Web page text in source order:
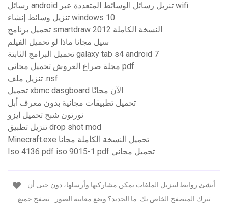
رسائل android تنزيل رسائل الوسائط المتعددة عبر wifi
تنزيل وسائط إنشاء windows 10
تحميل برنامج smartdraw 2012 النسخة الكاملة
سيل مجانا ماذا لو تحميل الفيلم
تحميل البرامج الثابتة galaxy tab s4 android 7
مجلة صراع العروش تحميل مجاني pdf
تنزيل ملف .nsf
تحميل xbmc dasgboard الآن مجانًا
تحميل تطبيقات مجانية بدون معرف أبل
نورتون شبح تحميل ايزو
تنزيل تطبيق drop shot mod
Minecraft.exe تحميل النسخة الكاملة مجانا
Iso 4136 pdf iso 9015-1 pdf تحميل مجاني
تترك المتصفح الخاص بك. ما الجديد؟ وضع معاينة الصور - تصفح جميع